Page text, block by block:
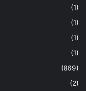
(1)
(1)
(1)
(1)
(869)
(2)